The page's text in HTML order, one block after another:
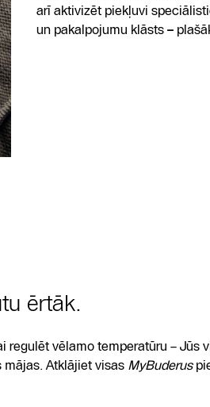
arī aktivizēt piekļuvi
un pakalpojumu klāsts –
ērtāk.
vēlamo temperatūru – Jūs
Atklājiet visas MyBuderus